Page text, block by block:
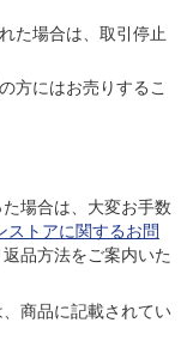
た場合は、取引停止
方にはお売りするこ
場合は、大変お手数
ストアに関するお問
品方法をご案内いた
商品に記載されてい